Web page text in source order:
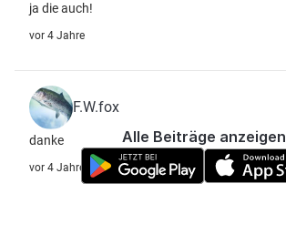
ja die auch!
vor 4 Jahre
F.W.fox
danke
vor 4 Jahre
Alle Beiträge anzeigen